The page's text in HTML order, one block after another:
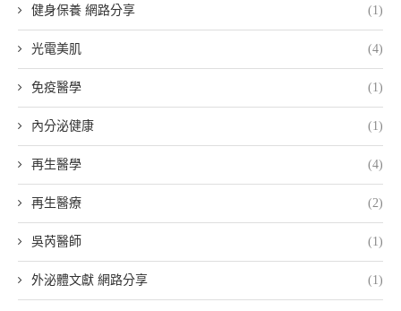
健身保養 網路分享 (1)
光電美肌 (4)
免疫醫學 (1)
內分泌健康 (1)
再生醫學 (4)
再生醫療 (2)
吳芮醫師 (1)
外泌體文獻 網路分享 (1)